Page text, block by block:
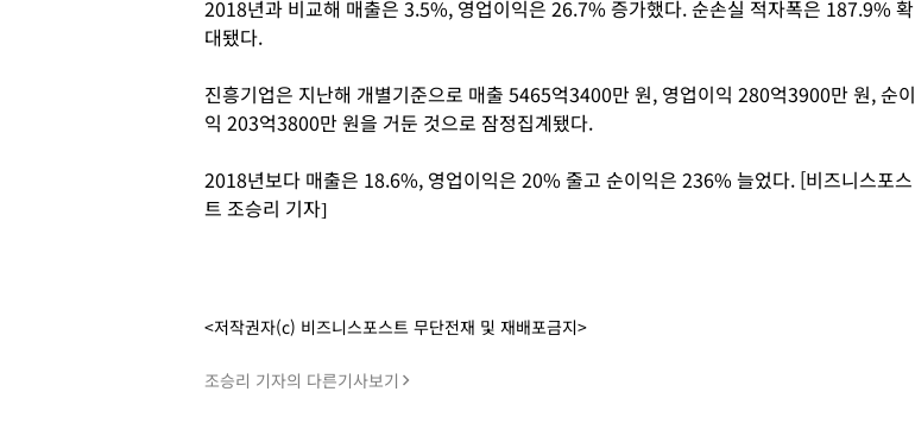
2018년과 비교해 매출은 3.5%, 영업이익은 26.7% 증가했다. 순손실 적자폭은 187.9% 확
대됐다.
진흥기업은 지난해 개별기준으로 매출 5465억3400만 원, 영업이익 280억3900만 원, 순이
익 203억3800만 원을 거둔 것으로 잠정집계됐다.
2018년보다 매출은 18.6%, 영업이익은 20% 줄고 순이익은 236% 늘었다. [비즈니스포스
트 조승리 기자]
<저작권자(c) 비즈니스포스트 무단전재 및 재배포금지>
조승리 기자의 다른기사보기